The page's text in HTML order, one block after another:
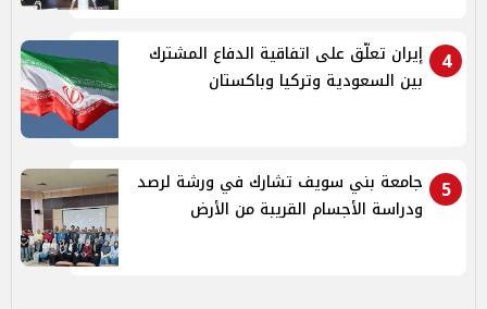
4
إيران تعلّق على اتفاقية الدفاع المشترك
بين السعودية وتركيا وباكستان
5
جامعة بني سويف تشارك في ورشة لرصد
ودراسة الأجسام القريبة من الأرض